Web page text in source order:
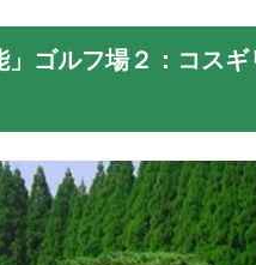
ゴルフ場２：コス